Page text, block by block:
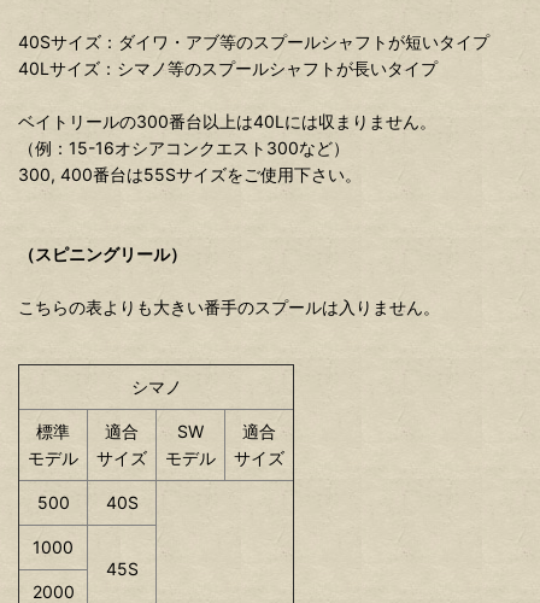
40Sサイズ：ダイワ・アブ等のスプールシャフトが短いタイプ
40Lサイズ：シマノ等のスプールシャフトが長いタイプ
ベイトリールの300番台以上は40Lには収まりません。
（例：15-16オシアコンクエスト300など）
300, 400番台は55Sサイズをご使用下さい。
（スピニングリール）
こちらの表よりも大きい番手のスプールは入りません。
シマノ
標準
モデル
適合
サイズ
SW
モデル
適合
サイズ
500 40S
1000
45S
2000